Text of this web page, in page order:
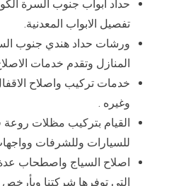
حداد ابواب جنوب السرة
تفصيل الابواب المعدنية.
ورشات حداد هندي جنوب
المنازل وتقدم خدمات
خدمات تركيب واصلاح
وغيره .
القيام بتركيب مظلات روعة
للسيارات وللشرفات
اصلاح السياج واصطحاب
التي توفرها شركتنا وبأرخص